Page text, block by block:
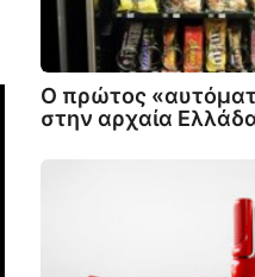
Ο πρώτος
στην αρχαία